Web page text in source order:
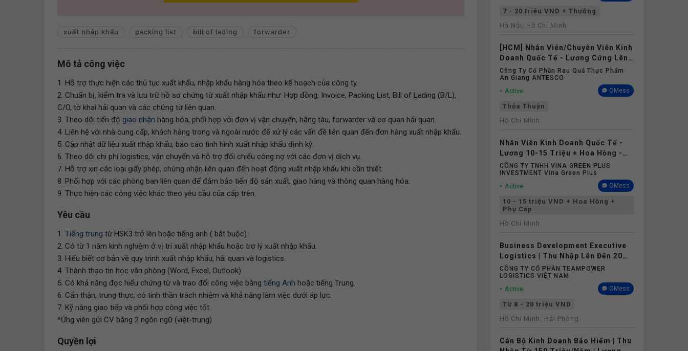
xuất nhập khẩu packing list bill of lading forwarder
Mô tả công việc
1. Hỗ trợ thực hiện các thủ tục xuất khẩu, nhập khẩu hàng hóa theo kế hoạch của công ty.
2. Chuẩn bị, kiểm tra và lưu trữ hồ sơ chứng từ xuất nhập khẩu như: Hợp đồng, Invoice, Packing List, Bill of Lading (B/L),
C/O, tờ khai hải quan và các chứng từ liên quan.
3. Theo dõi tiến độ giao nhận hàng hóa, phối hợp với đơn vị vận chuyển, hãng tàu, forwarder và cơ quan hải quan.
4. Liên hệ với nhà cung cấp, khách hàng trong và ngoài nước để xử lý các vấn đề liên quan đến đơn hàng xuất nhập khẩu.
5. Cập nhật dữ liệu xuất nhập khẩu, báo cáo tình hình xuất nhập khẩu định kỳ.
6. Theo dõi chi phí logistics, vận chuyển và hỗ trợ đối chiếu công nợ với các đơn vị dịch vụ.
7. Hỗ trợ xin các loại giấy phép, chứng nhận liên quan đến hoạt động xuất nhập khẩu khi cần thiết.
8. Phối hợp với các phòng ban liên quan để đảm bảo tiến độ sản xuất, giao hàng và thông quan hàng hóa.
9. Thực hiện các công việc khác theo yêu cầu của cấp trên.
Yêu cầu
1. Tiếng trung từ HSK3 trở lên hoặc tiếng anh ( bắt buộc)
2. Có từ 1 năm kinh nghiệm ở vị trí xuất nhập khẩu hoặc trợ lý xuất nhập khẩu.
3. Hiểu biết cơ bản về quy trình xuất nhập khẩu, hải quan và logistics.
4. Thành thạo tin học văn phòng (Word, Excel, Outlook).
5. Có khả năng đọc hiểu chứng từ và trao đổi công việc bằng tiếng Anh hoặc tiếng Trung.
6. Cẩn thận, trung thực, có tinh thần trách nhiệm và khả năng làm việc dưới áp lực.
7. Kỹ năng giao tiếp và phối hợp công việc tốt.
*Ứng viên gửi CV bằng 2 ngôn ngữ (việt-trung)
Quyền lợi
7 - 20 triệu VND + Thưởng
Hà Nội, Hồ Chí Minh
[HCM] Nhân Viên/Chuyên Viên Kinh
Doanh Quốc Tế - Lương Cứng Lên
Đến 18 Triệu
Công Ty Cổ Phần Rau Quả Thực Phẩm
An Giang ANTESCO
Active OMess
Thỏa Thuận
Hồ Chí Minh
Nhân Viên Kinh Doanh Quốc Tế -
Lương 10-15 Triệu + Hoa Hồng -
Hồ Chí Minh
CÔNG TY TNHH VINA GREEN PLUS
INVESTMENT Vina Green Plus
Active OMess
10 - 15 triệu VND + Hoa Hồng +
Phụ Cấp
Hồ Chí Minh
Business Development Executive
Logistics | Thu Nhập Lên Đến 20
Triệu | Nhận Fresher
CÔNG TY CỔ PHẦN TEAMPOWER
LOGISTICS VIỆT NAM
Active OMess
Từ 8 - 20 triệu VND
Hồ Chí Minh, Hải Phòng
Cán Bộ Kinh Doanh Bảo Hiểm | Thu